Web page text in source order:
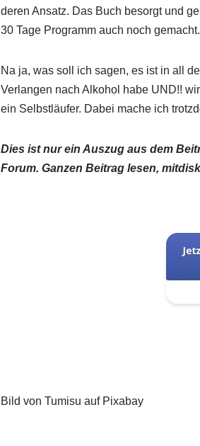
deren Ansatz. Das Buch besorgt und
30 Tage Programm auch noch gemacht.
Na ja, was soll ich sagen, es ist in all
Verlangen nach Alkohol habe UND!!
ein Selbstläufer. Dabei mache ich
Dies ist nur ein Auszug aus dem
Forum. Ganzen Beitrag lesen,
Bild von Tumisu auf Pixabay